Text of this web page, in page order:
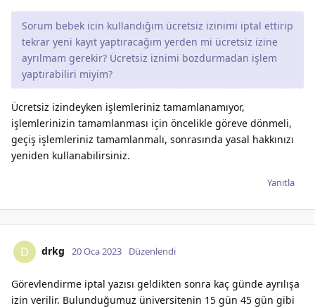
Sorum bebek icin kullandığım ücretsiz izinimi iptal ettirip
tekrar yeni kayıt yaptıracağım yerden mi ücretsiz izine
ayrılmam gerekir? Ücretsiz iznimi bozdurmadan işlem
yaptırabiliri miyim?
Ücretsiz izindeyken işlemleriniz tamamlanamıyor,
işlemlerinizin tamamlanması için öncelikle göreve dönmeli,
geçiş işlemleriniz tamamlanmalı, sonrasında yasal hakkınızı
yeniden kullanabilirsiniz.
Yanıtla
D drkg 20 Oca 2023 Düzenlendi
Görevlendirme iptal yazısı geldikten sonra kaç günde ayrılışa
izin verilir. Bulunduğumuz üniversitenin 15 gün 45 gün gibi